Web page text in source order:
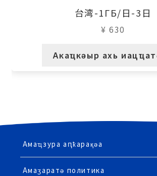
台湾-1ГБ/日-3日
¥ 630
Акаҵкәыр ахь
Амаҵзура аԥҟарақәа
Амаӡаратә политика